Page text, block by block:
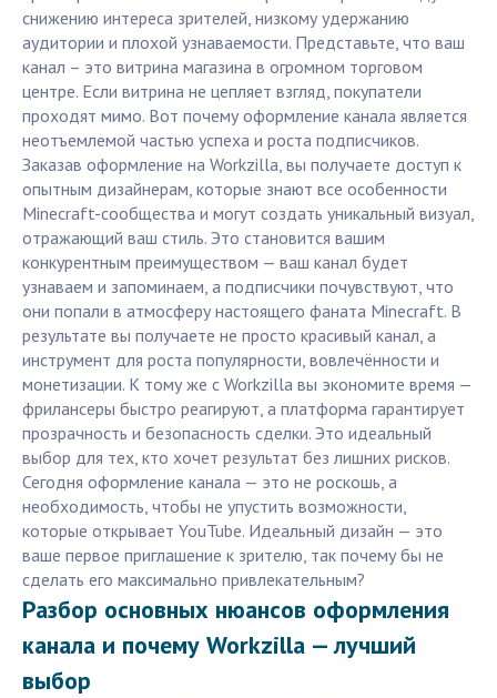
снижению интереса зрителей, низкому удержанию
аудитории и плохой узнаваемости. Представьте, что ваш
канал – это витрина магазина в огромном торговом
центре. Если витрина не цепляет взгляд, покупатели
проходят мимо. Вот почему оформление канала является
неотъемлемой частью успеха и роста подписчиков.
Заказав оформление на Workzilla, вы получаете доступ к
опытным дизайнерам, которые знают все особенности
Minecraft-сообщества и могут создать уникальный визуал,
отражающий ваш стиль. Это становится вашим
конкурентным преимуществом — ваш канал будет
узнаваем и запоминаем, а подписчики почувствуют, что
они попали в атмосферу настоящего фаната Minecraft. В
результате вы получаете не просто красивый канал, а
инструмент для роста популярности, вовлечённости и
монетизации. К тому же с Workzilla вы экономите время —
фрилансеры быстро реагируют, а платформа гарантирует
прозрачность и безопасность сделки. Это идеальный
выбор для тех, кто хочет результат без лишних рисков.
Сегодня оформление канала — это не роскошь, а
необходимость, чтобы не упустить возможности,
которые открывает YouTube. Идеальный дизайн — это
ваше первое приглашение к зрителю, так почему бы не
сделать его максимально привлекательным?
Разбор основных нюансов оформления
канала и почему Workzilla — лучший
выбор